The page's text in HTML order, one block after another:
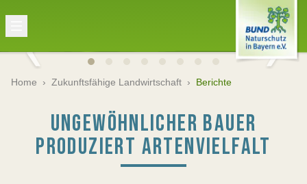
Home › Zukunftsfähige Landwirtschaft › Berichte
UNGEWÖHNLICHER BAUER
PRODUZIERT ARTENVIELFALT